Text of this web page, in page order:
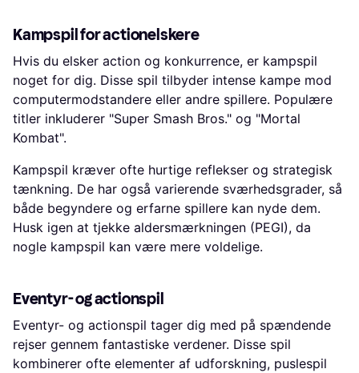
Kampspil for actionelskere
Hvis du elsker action og konkurrence, er kampspil
noget for dig. Disse spil tilbyder intense kampe mod
computermodstandere eller andre spillere. Populære
titler inkluderer "Super Smash Bros." og "Mortal
Kombat".
Kampspil kræver ofte hurtige reflekser og strategisk
tænkning. De har også varierende sværhedsgrader, så
både begyndere og erfarne spillere kan nyde dem.
Husk igen at tjekke aldersmærkningen (PEGI), da
nogle kampspil kan være mere voldelige.
Eventyr- og actionspil
Eventyr- og actionspil tager dig med på spændende
rejser gennem fantastiske verdener. Disse spil
kombinerer ofte elementer af udforskning, puslespil